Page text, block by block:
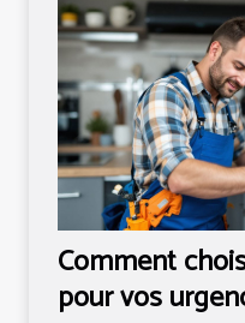
Comment
pour vos